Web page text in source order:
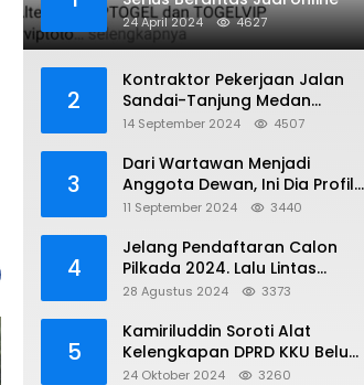
24 April 2024 4627
2
Kontraktor Pekerjaan Jalan
Sandai-Tanjung Medan
diduga Menggunakan Matrial
14 September 2024 4507
3
Dari Wartawan Menjadi
Anggota Dewan, Ini Dia Profil
Kamiriludin Anggota DPRD
11 September 2024 3440
4
Jelang Pendaftaran Calon
Pilkada 2024. Lalu Lintas
Kayong Utara Aman dan
28 Agustus 2024 3373
5
Kamiriluddin Soroti Alat
Kelengkapan DPRD KKU Belum
Terbentuk
24 Oktober 2024 3260